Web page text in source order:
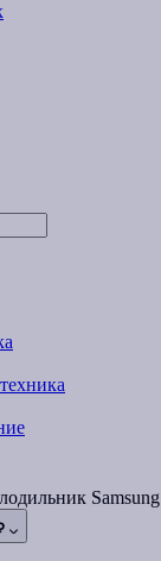
Samsung